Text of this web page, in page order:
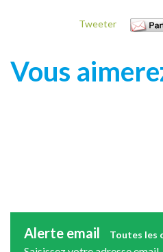
Tweeter
Vous
Alerte email Toutes les